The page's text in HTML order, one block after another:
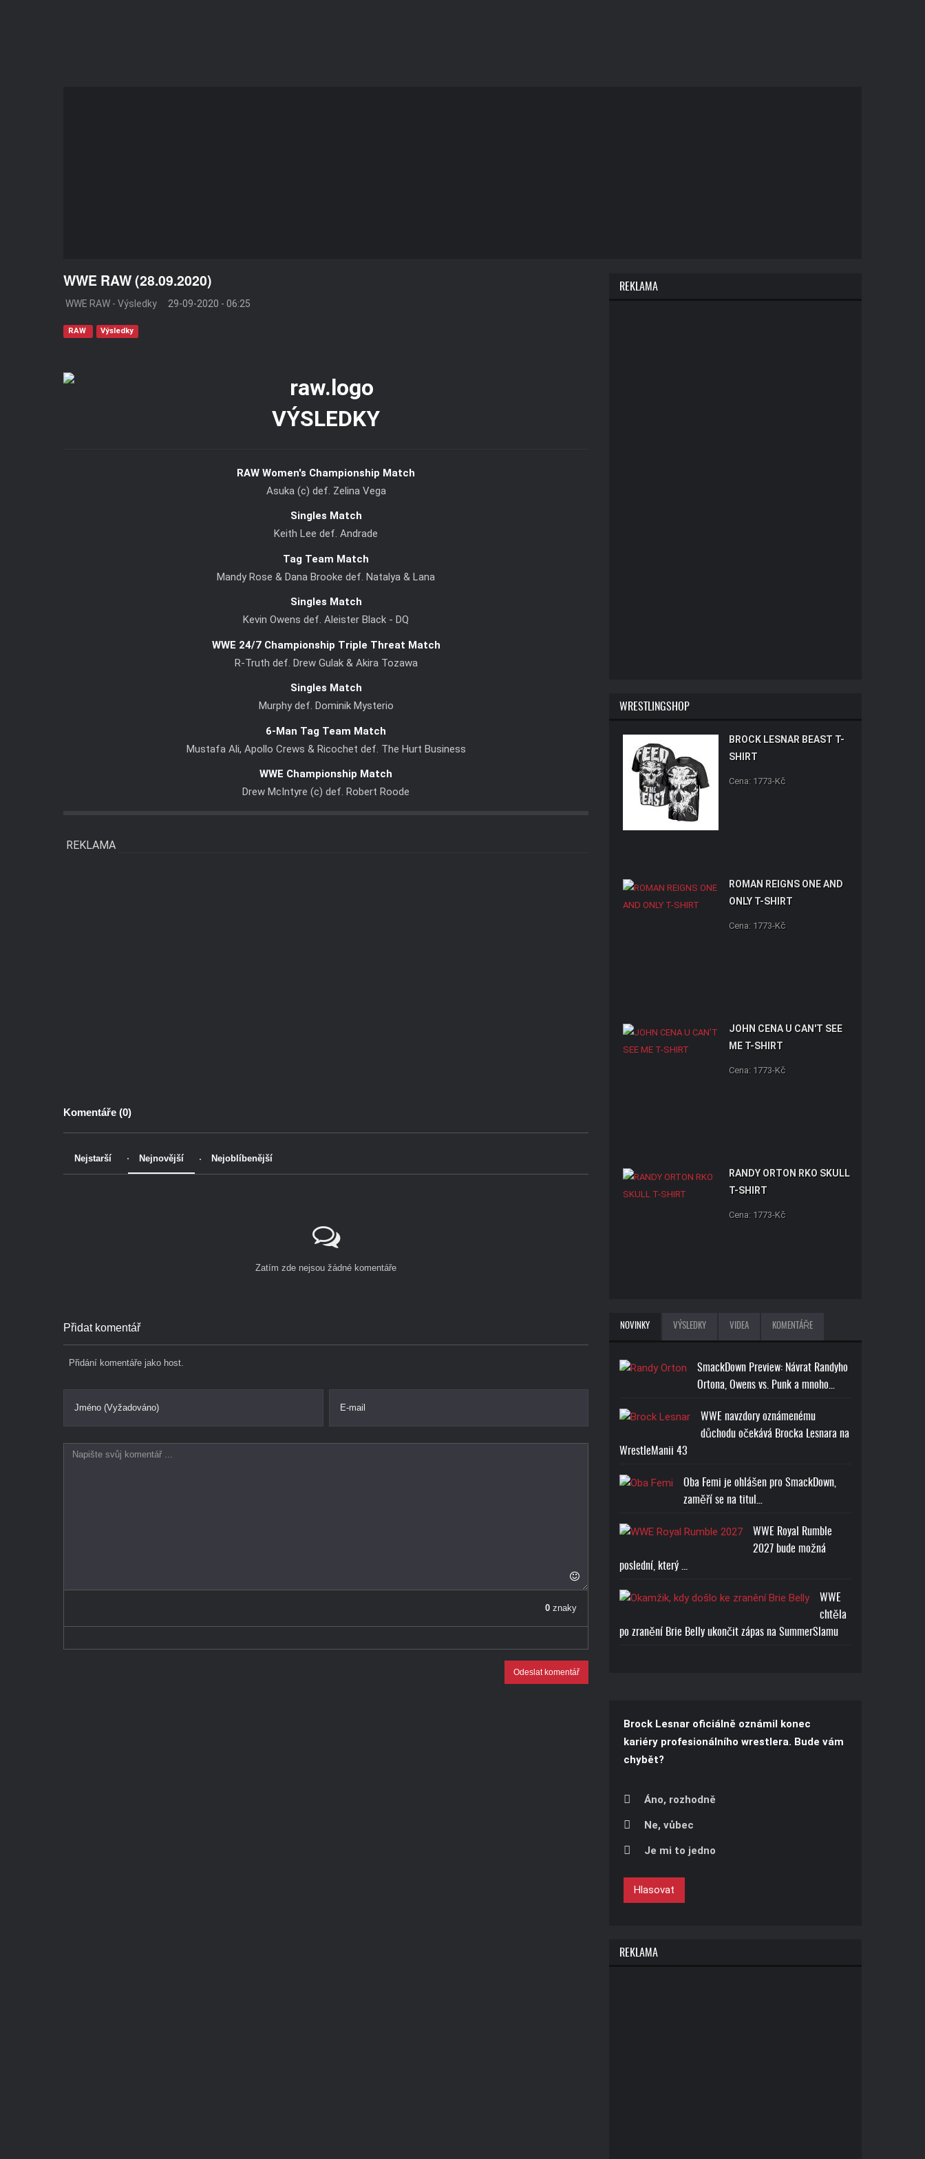
WWE RAW (28.09.2020)
WWE RAW - Výsledky 29-09-2020 - 06:25
RAW Výsledky
VÝSLEDKY
RAW Women's Championship Match
Asuka (c) def. Zelina Vega
Singles Match
Keith Lee def. Andrade
Tag Team Match
Mandy Rose & Dana Brooke def. Natalya & Lana
Singles Match
Kevin Owens def. Aleister Black - DQ
WWE 24/7 Championship Triple Threat Match
R-Truth def. Drew Gulak & Akira Tozawa
Singles Match
Murphy def. Dominik Mysterio
6-Man Tag Team Match
Mustafa Ali, Apollo Crews & Ricochet def. The Hurt Business
WWE Championship Match
Drew McIntyre (c) def. Robert Roode
REKLAMA
Komentáře (0)
Nejstarší Nejnovější Nejoblíbenější
Zatím zde nejsou žádné komentáře
Přidat komentář
Přidání komentáře jako host.
Jméno (Vyžadováno) E-mail
0 znaky
Odeslat komentář
REKLAMA
WRESTLINGSHOP
BROCK LESNAR BEAST T-
SHIRT
Cena: 1773-Kč
ROMAN REIGNS ONE AND
ONLY T-SHIRT
Cena: 1773-Kč
JOHN CENA U CAN'T SEE
ME T-SHIRT
Cena: 1773-Kč
RANDY ORTON RKO SKULL
T-SHIRT
Cena: 1773-Kč
NOVINKY VÝSLEDKY VIDEA KOMENTÁŘE
SmackDown Preview: Návrat Randyho
Ortona, Owens vs. Punk a mnoho…
WWE navzdory oznámenému
důchodu očekává Brocka Lesnara na
WrestleManii 43
Oba Femi je ohlášen pro SmackDown,
zaměří se na titul…
WWE Royal Rumble
2027 bude možná
poslední, který ...
WWE
chtěla
po zranění Brie Belly ukončit zápas na SummerSlamu
Brock Lesnar oficiálně oznámil konec
kariéry profesionálního wrestlera. Bude vám
chybět?
Áno, rozhodně
Ne, vůbec
Je mi to jedno
Hlasovat
REKLAMA